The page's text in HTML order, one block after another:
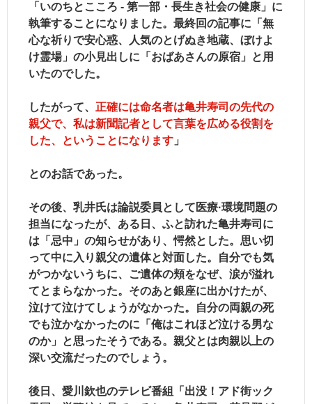
「いのちとこころ - 第一部・長生き社会の健康」に
執筆することになりました。最終回の記事に「無
心な祈りで安心惑、人気のとげぬき地蔵、ぼけよ
け霊場」の小見出しに 「おばあさんの原宿」
と用
いたのでした。
したがって、 正確には命名者は亀井寿司の先代の
親父で、私は新聞記者として言葉を広める役割を
した、ということになります 」
とのお話であった。
その後、乳井氏は論説委員として医療·環境問題の
担当になったが、ある日、ふと訪れた亀井寿司に
は「忌中」の知らせがあり、愕然とした。思い切
って中に入り親父の遺体と対面した。自分でも気
がつかないうちに、ご遺体の頬をなぜ、涙が溢れ
てとまらなかった。そのあと銀座に出かけたが、
泣けて泣けてしょうがなかった。自分の両親の死
でも泣かなかったのに「俺はこれほど泣ける男な
のか」と思ったそうである。親父とは肉親以上の
深い交流だったのでしょう。
後日、愛川欽也のテレビ番組「出没！アド街ック